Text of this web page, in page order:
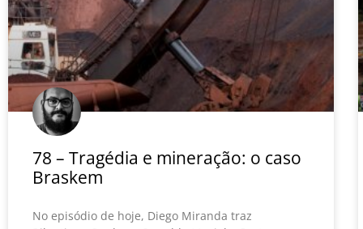
78 – Tragédia e mineração: o caso
Braskem
No episódio de hoje, Diego Miranda traz